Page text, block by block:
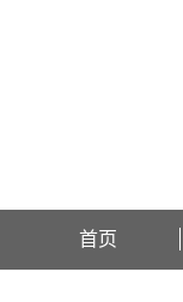
首页